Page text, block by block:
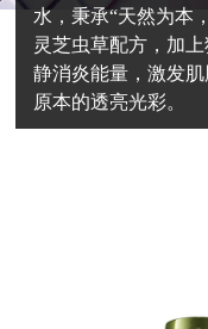
水，秉承“天然为本
灵芝虫草配方，加
静消炎能量，激发
原本的透亮光彩。